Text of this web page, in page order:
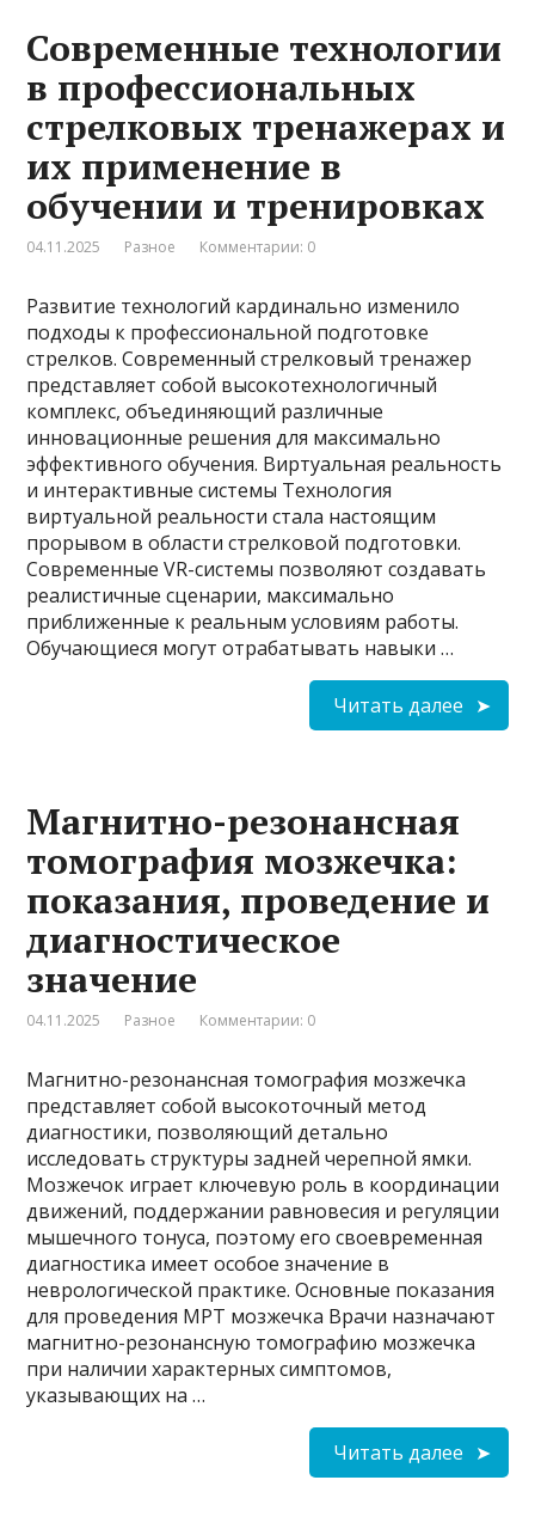
Современные технологии
в профессиональных
стрелковых тренажерах и
их применение в
обучении и тренировках
04.11.2025 Разное Комментарии: 0
Развитие технологий кардинально изменило
подходы к профессиональной подготовке
стрелков. Современный стрелковый тренажер
представляет собой высокотехнологичный
комплекс, объединяющий различные
инновационные решения для максимально
эффективного обучения. Виртуальная реальность
и интерактивные системы Технология
виртуальной реальности стала настоящим
прорывом в области стрелковой подготовки.
Современные VR-системы позволяют создавать
реалистичные сценарии, максимально
приближенные к реальным условиям работы.
Обучающиеся могут отрабатывать навыки …
Читать далее
Магнитно-резонансная
томография мозжечка:
показания, проведение и
диагностическое
значение
04.11.2025 Разное Комментарии: 0
Магнитно-резонансная томография мозжечка
представляет собой высокоточный метод
диагностики, позволяющий детально
исследовать структуры задней черепной ямки.
Мозжечок играет ключевую роль в координации
движений, поддержании равновесия и регуляции
мышечного тонуса, поэтому его своевременная
диагностика имеет особое значение в
неврологической практике. Основные показания
для проведения МРТ мозжечка Врачи назначают
магнитно-резонансную томографию мозжечка
при наличии характерных симптомов,
указывающих на …
Читать далее